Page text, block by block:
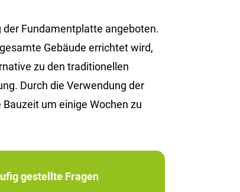
der Fundamentplatte angeboten.
Gebäude errichtet wird,
zu den traditionellen
Durch die Verwendung der
um einige Wochen zu
gestellte Fragen